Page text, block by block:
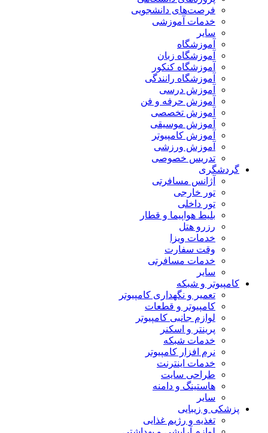
فرصت‌های دانشجویی
خدمات آموزشی
سایر
آموزشگاه
آموزشگاه زبان
آموزشگاه کنکور
آموزشگاه رانندگی
آموزش درسی
آموزش حرفه و فن
آموزش تخصصی
آموزش موسیقی
آموزش کامپیوتر
آموزش ورزشی
تدریس خصوصی
گردشگری
آژانس مسافرتی
تور خارجی
تور داخلی
بلیط هواپیما و قطار
رزرو هتل
خدمات ویزا
وقت سفارت
خدمات مسافرتی
سایر
کامپیوتر و شبکه
تعمیر و نگهداری کامپیوتر
کامپیوتر و قطعات
لوازم جانبی کامپیوتر
پرینتر و اسکنر
خدمات شبکه
نرم افزار کامپیوتر
خدمات اینترنت
طراحی سایت
هاستینگ و دامنه
سایر
پزشکی و زیبایی
تغذیه و رژیم غذایی